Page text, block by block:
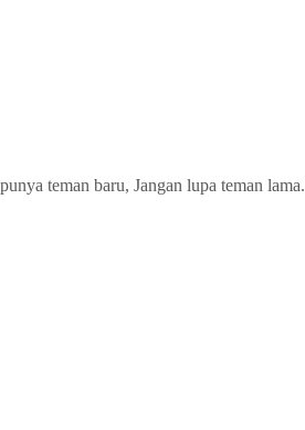
teman baru, Jangan lupa teman lama.